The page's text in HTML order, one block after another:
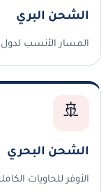
الشحن البري
المسار الأنسب لدول
🚢
الشحن البحري
الأوفر للحاويات